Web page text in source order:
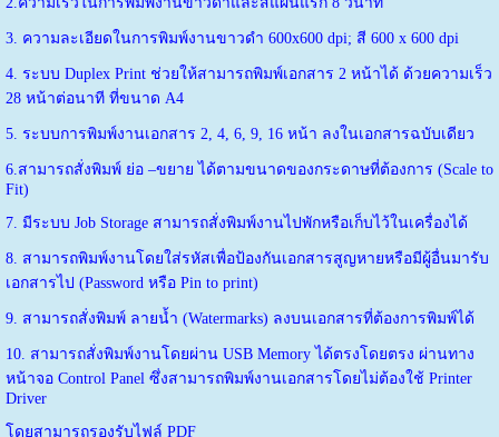
3. ความละเอียดในการพิมพ์งานขาวดำ 600x600 dpi; สี 600 x 600 dpi
4. ระบบ Duplex Print ช่วยให้สามารถพิมพ์เอกสาร 2 หน้าได้ ด้วยความเร็ว
28 หน้าต่อนาที ที่ขนาด A4
5. ระบบการพิมพ์งานเอกสาร 2, 4, 6, 9, 16 หน้า ลงในเอกสารฉบับเดียว
6.สามารถสั่งพิมพ์ ย่อ –ขยาย ได้ตามขนาดของกระดาษที่ต้องการ (Scale to
Fit)
7. มีระบบ Job Storage สามารถสั่งพิมพ์งานไปพักหรือเก็บไว้ในเครื่องได้
8. สามารถพิมพ์งานโดยใส่รหัสเพื่อป้องกันเอกสารสูญหายหรือมีผู้อื่นมารับ
เอกสารไป (Password หรือ Pin to print)
9. สามารถสั่งพิมพ์ ลายนํ้า (Watermarks) ลงบนเอกสารที่ต้องการพิมพ์ได้
10. สามารถสั่งพิมพ์งานโดยผ่าน USB Memory ได้ตรงโดยตรง ผ่านทาง
หน้าจอ Control Panel ซึ่งสามารถพิมพ์งานเอกสารโดยไม่ต้องใช้ Printer
Driver
โดยสามารถรองรับไฟล์ PDF